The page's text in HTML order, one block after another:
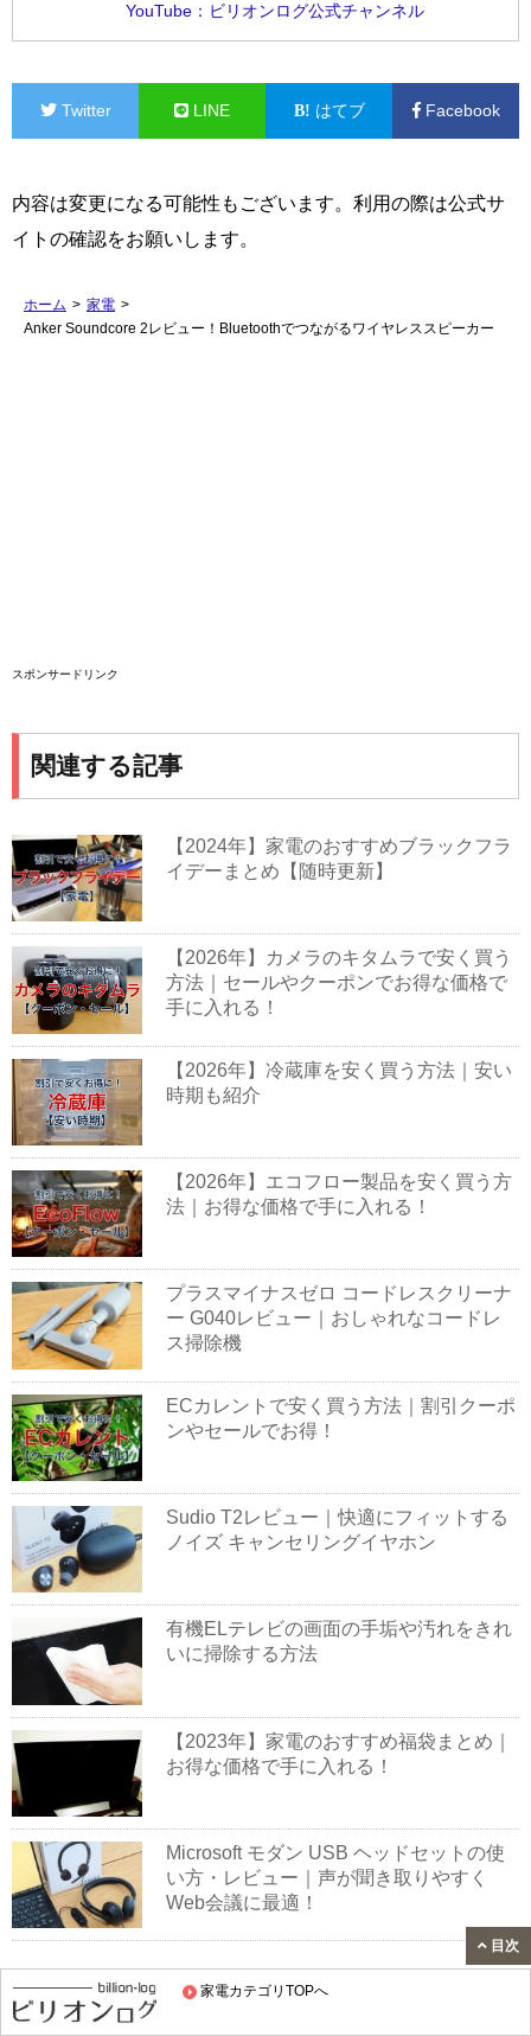
家電カテゴリTOPへ
YouTube：ビリオンログ公式チャンネル
Twitter LINE はてブ Facebook
内容は変更になる可能性もございます。利用の際は公式サ
イトの確認をお願いします。
ホーム > 家電 >
Anker Soundcore 2レビュー！Bluetoothでつながるワイヤレススピーカー
スポンサードリンク
関連する記事
【2024年】家電のおすすめブラックフラ
イデーまとめ【随時更新】
【2026年】カメラのキタムラで安く買う
方法｜セールやクーポンでお得な価格で
手に入れる！
【2026年】冷蔵庫を安く買う方法｜安い
時期も紹介
【2026年】エコフロー製品を安く買う方
法｜お得な価格で手に入れる！
プラスマイナスゼロ コードレスクリーナ
ー G040レビュー｜おしゃれなコードレ
ス掃除機
ECカレントで安く買う方法｜割引クーポ
ンやセールでお得！
Sudio T2レビュー｜快適にフィットする
ノイズ キャンセリングイヤホン
有機ELテレビの画面の手垢や汚れをきれ
いに掃除する方法
【2023年】家電のおすすめ福袋まとめ｜
お得な価格で手に入れる！
Microsoft モダン USB ヘッドセットの使
い方・レビュー｜声が聞き取りやすく
Web会議に最適！
目次